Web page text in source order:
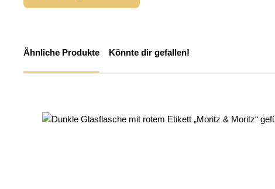
Ähnliche Produkte Könnte dir gefallen!